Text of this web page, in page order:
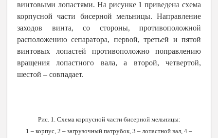
винтовыми лопастями. На рисунке 1 приведена схема
корпусной части бисерной мельницы. Направление
заходов винта, со стороны, противоположной
расположению сепаратора, первой, третьей и пятой
винтовых лопастей противоположно поправлению
вращения лопастного вала, а второй, четвертой,
шестой – совпадает.
Рис. 1. Схема корпусной части бисерной мельницы:
1 – корпус, 2 – загрузочный патрубок, 3 – лопастной вал, 4 –